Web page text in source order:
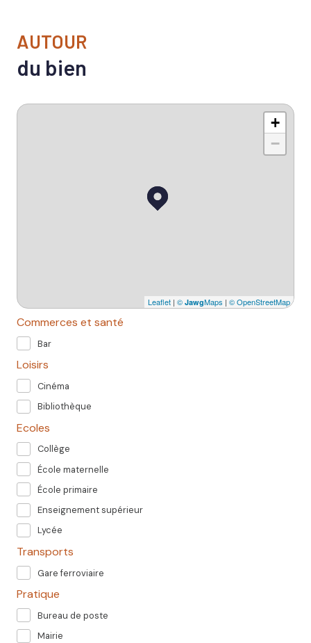
AUTOUR
du bien
+
−
Leaflet | © JawgMaps | © OpenStreetMap
Commerces et santé
Bar
Loisirs
Cinéma
Bibliothèque
Ecoles
Collège
École maternelle
École primaire
Enseignement supérieur
Lycée
Transports
Gare ferroviaire
Pratique
Bureau de poste
Mairie